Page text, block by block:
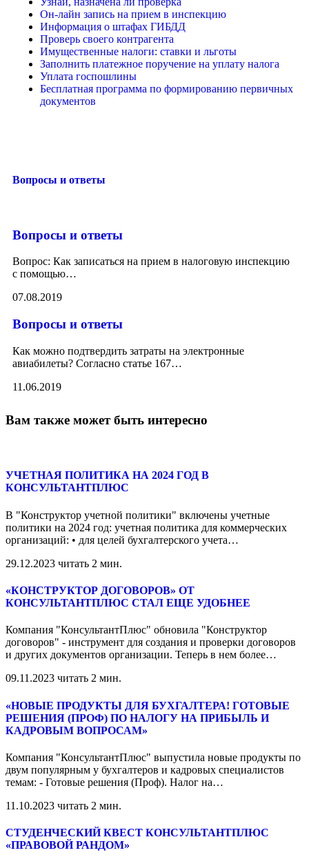
Он-лайн запись на прием в инспекцию
Информация о штафах ГИБДД
Проверь своего контрагента
Имущественные налоги: ставки и льготы
Заполнить платежное поручение на уплату налога
Уплата госпошлины
Бесплатная программа по формированию первичных
документов
Вопросы и ответы
Вопросы и ответы
Вопрос: Как записаться на прием в налоговую инспекцию
с помощью…
07.08.2019
Вопросы и ответы
Как можно подтвердить затраты на электронные
авиабилеты? Согласно статье 167…
11.06.2019
Вам также может быть интересно
УЧЕТНАЯ ПОЛИТИКА НА 2024 ГОД В
КОНСУЛЬТАНТПЛЮС
В "Конструктор учетной политики" включены учетные
политики на 2024 год: учетная политика для коммерческих
организаций: • для целей бухгалтерского учета…
29.12.2023 читать 2 мин.
«КОНСТРУКТОР ДОГОВОРОВ» ОТ
КОНСУЛЬТАНТПЛЮС СТАЛ ЕЩЕ УДОБНЕЕ
Компания "КонсультантПлюс" обновила "Конструктор
договоров" - инструмент для создания и проверки договоров
и других документов организации. Теперь в нем более…
09.11.2023 читать 2 мин.
«НОВЫЕ ПРОДУКТЫ ДЛЯ БУХГАЛТЕРА! ГОТОВЫЕ
РЕШЕНИЯ (ПРОФ) ПО НАЛОГУ НА ПРИБЫЛЬ И
КАДРОВЫМ ВОПРОСАМ»
Компания "КонсультантПлюс" выпустила новые продукты по
двум популярным у бухгалтеров и кадровых специалистов
темам: - Готовые решения (Проф). Налог на…
11.10.2023 читать 2 мин.
СТУДЕНЧЕСКИЙ КВЕСТ КОНСУЛЬТАНТПЛЮС
«ПРАВОВОЙ РАНДОМ»